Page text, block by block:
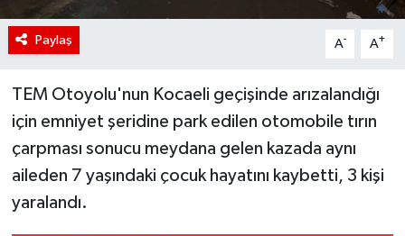
Paylaş A- A+
TEM Otoyolu'nun Kocaeli geçişinde arızalandığı
için emniyet şeridine park edilen otomobile tırın
çarpması sonucu meydana gelen kazada aynı
aileden 7 yaşındaki çocuk hayatını kaybetti, 3 kişi
yaralandı.